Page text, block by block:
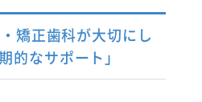
矯正歯科が大切にし
的なサポート」